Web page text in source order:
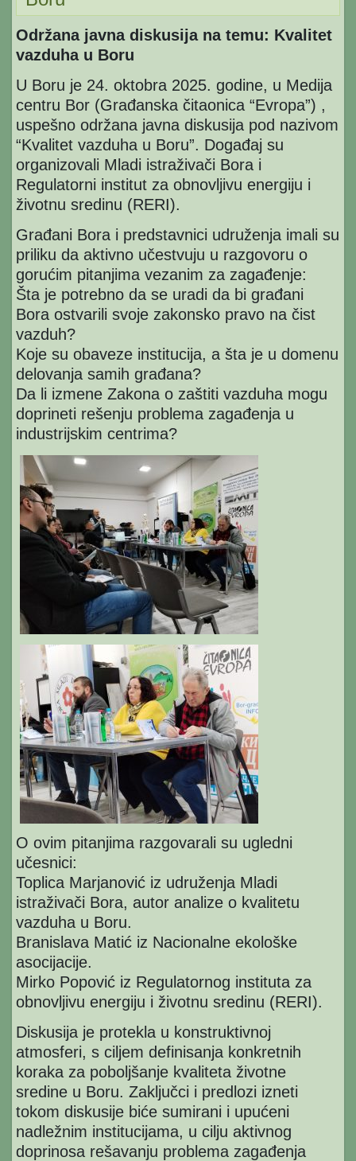
Održana javna diskusija na temu: Kvalitet
vazduha u Boru
U Boru je 24. oktobra 2025. godine, u Medija
centru Bor (Građanska čitaonica “Evropa”) ,
uspešno održana javna diskusija pod nazivom
“Kvalitet vazduha u Boru”. Događaj su
organizovali Mladi istraživači Bora i
Regulatorni institut za obnovljivu energiju i
životnu sredinu (RERI).
Građani Bora i predstavnici udruženja imali su
priliku da aktivno učestvuju u razgovoru o
gorućim pitanjima vezanim za zagađenje:
Šta je potrebno da se uradi da bi građani
Bora ostvarili svoje zakonsko pravo na čist
vazduh?
Koje su obaveze institucija, a šta je u domenu
delovanja samih građana?
Da li izmene Zakona o zaštiti vazduha mogu
doprineti rešenju problema zagađenja u
industrijskim centrima?
O ovim pitanjima razgovarali su ugledni
učesnici:
Toplica Marjanović iz udruženja Mladi
istraživači Bora, autor analize o kvalitetu
vazduha u Boru.
Branislava Matić iz Nacionalne ekološke
asocijacije.
Mirko Popović iz Regulatornog instituta za
obnovljivu energiju i životnu sredinu (RERI).
Diskusija je protekla u konstruktivnoj
atmosferi, s ciljem definisanja konkretnih
koraka za poboljšanje kvaliteta životne
sredine u Boru. Zaključci i predlozi izneti
tokom diskusije biće sumirani i upućeni
nadležnim institucijama, u cilju aktivnog
doprinosa rešavanju problema zagađenja